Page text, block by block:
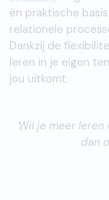
én praktische
relationele
Dankzij de
leren in je eigen
jou uitkomt.
Wil je meer
dan